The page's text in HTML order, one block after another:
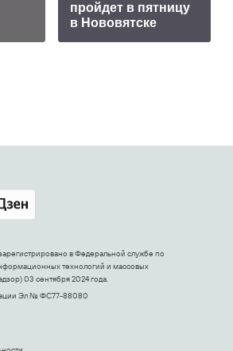
пройдет в пятницу
в Нововятске
в Федеральной службе по
технологий и массовых
03 сентября 2024 года.
Эл № ФС77-88080